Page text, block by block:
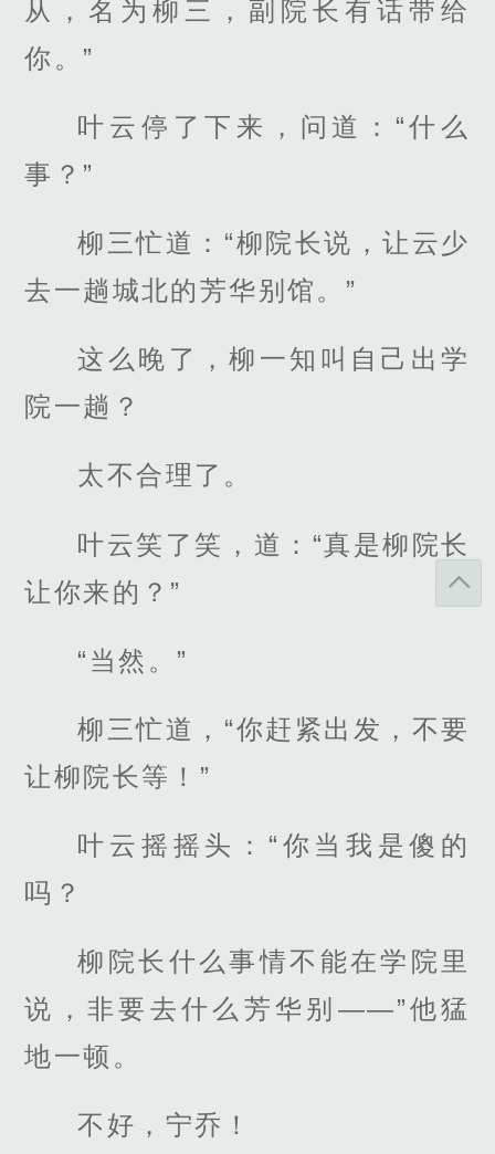
从，名为柳三，副院长有话带给
你。”
叶云停了下来，问道：“什么
事？”
柳三忙道：“柳院长说，让云少
去一趟城北的芳华别馆。”
这么晚了，柳一知叫自己出学
院一趟？
太不合理了。
叶云笑了笑，道：“真是柳院长
让你来的？”
“当然。”
柳三忙道，“你赶紧出发，不要
让柳院长等！”
叶云摇摇头：“你当我是傻的
吗？
柳院长什么事情不能在学院里
说，非要去什么芳华别——”他猛
地一顿。
不好，宁乔！